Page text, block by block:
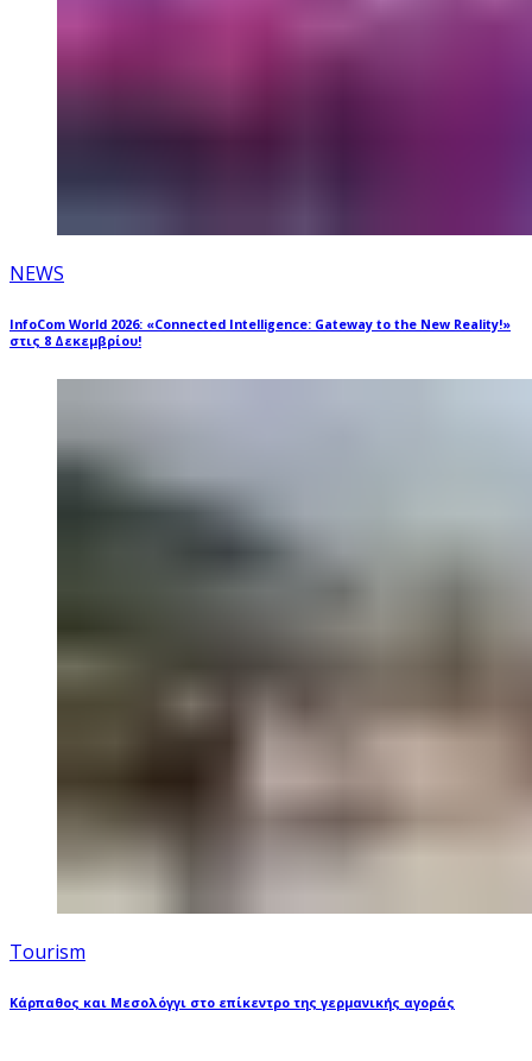
NEWS
InfoCom World 2026: «Connected Intelligence: Gateway to the New Reality!»
στις 8 Δεκεμβρίου!
Tourism
Κάρπαθος και Μεσολόγγι στο επίκεντρο της γερμανικής αγοράς